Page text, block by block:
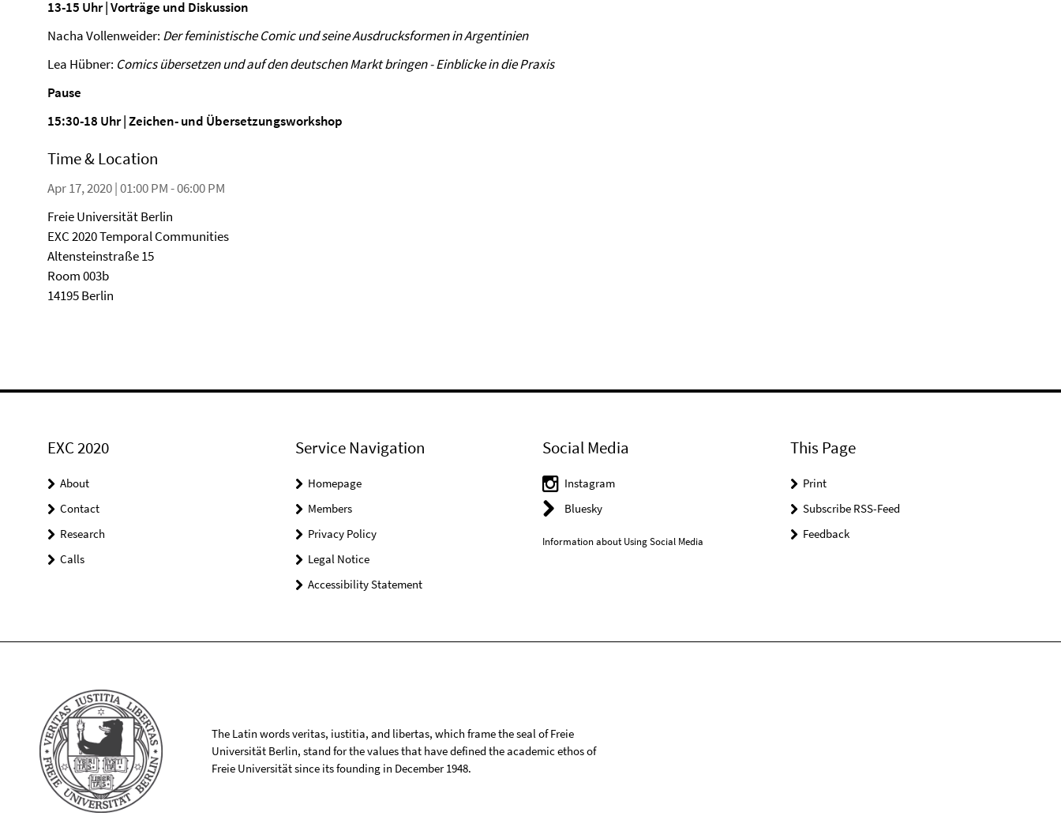
13-15 Uhr | Vorträge und Diskussion
Nacha Vollenweider: Der feministische Comic und seine Ausdrucksformen in Argentinien
Lea Hübner: Comics übersetzen und auf den deutschen Markt bringen - Einblicke in die Praxis
Pause
15:30-18 Uhr | Zeichen- und Übersetzungsworkshop
Time & Location
Apr 17, 2020 | 01:00 PM - 06:00 PM
Freie Universität Berlin
EXC 2020 Temporal Communities
Altensteinstraße 15
Room 003b
14195 Berlin
EXC 2020
About
Contact
Research
Calls
Service Navigation
Homepage
Members
Privacy Policy
Legal Notice
Accessibility Statement
Social Media
Instagram
Bluesky
Information about Using Social Media
This Page
Print
Subscribe RSS-Feed
Feedback
The Latin words veritas, iustitia, and libertas, which frame the seal of Freie
Universität Berlin, stand for the values that have defined the academic ethos of
Freie Universität since its founding in December 1948.